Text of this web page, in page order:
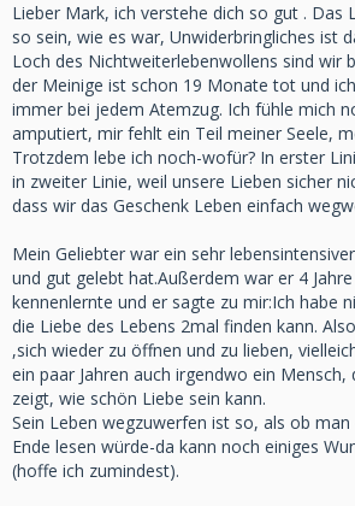
Lieber Mark, ich verstehe dich so gut . Das
so sein, wie es war, Unwiderbringliches ist
Loch des Nichtweiterlebenwollens sind wir
der Meinige ist schon 19 Monate tot und
immer bei jedem Atemzug. Ich fühle mich
amputiert, mir fehlt ein Teil meiner Seele,
Trotzdem lebe ich noch-wofür? In erster
in zweiter Linie, weil unsere Lieben sicher
dass wir das Geschenk Leben einfach
Mein Geliebter war ein sehr
und gut gelebt hat.Außerdem war er 4
kennenlernte und er sagte zu mir:Ich habe
die Liebe des Lebens 2mal finden kann.
,sich wieder zu öffnen und zu lieben,
ein paar Jahren auch irgendwo ein Mensch,
zeigt, wie schön Liebe sein kann.
Sein Leben wegzuwerfen ist so, als ob
Ende lesen würde-da kann noch einiges
(hoffe ich zumindest).